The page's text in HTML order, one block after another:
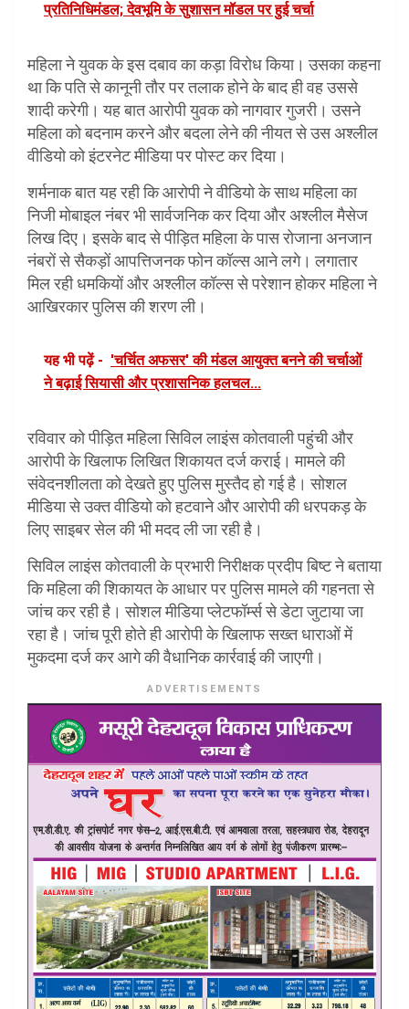
प्रतिनिधिमंडल; देवभूमि के सुशासन मॉडल पर हुई चर्चा
महिला ने युवक के इस दबाव का कड़ा विरोध किया। उसका कहना
था कि पति से कानूनी तौर पर तलाक होने के बाद ही वह उससे
शादी करेगी। यह बात आरोपी युवक को नागवार गुजरी। उसने
महिला को बदनाम करने और बदला लेने की नीयत से उस अश्लील
वीडियो को इंटरनेट मीडिया पर पोस्ट कर दिया।
शर्मनाक बात यह रही कि आरोपी ने वीडियो के साथ महिला का
निजी मोबाइल नंबर भी सार्वजनिक कर दिया और अश्लील मैसेज
लिख दिए। इसके बाद से पीड़ित महिला के पास रोजाना अनजान
नंबरों से सैकड़ों आपत्तिजनक फोन कॉल्स आने लगे। लगातार
मिल रही धमकियों और अश्लील कॉल्स से परेशान होकर महिला ने
आखिरकार पुलिस की शरण ली।
यह भी पढ़ें - 'चर्चित अफसर' की मंडल आयुक्त बनने की चर्चाओं
ने बढ़ाई सियासी और प्रशासनिक हलचल...
रविवार को पीड़ित महिला सिविल लाइंस कोतवाली पहुंची और
आरोपी के खिलाफ लिखित शिकायत दर्ज कराई। मामले की
संवेदनशीलता को देखते हुए पुलिस मुस्तैद हो गई है। सोशल
मीडिया से उक्त वीडियो को हटवाने और आरोपी की धरपकड़ के
लिए साइबर सेल की भी मदद ली जा रही है।
सिविल लाइंस कोतवाली के प्रभारी निरीक्षक प्रदीप बिष्ट ने बताया
कि महिला की शिकायत के आधार पर पुलिस मामले की गहनता से
जांच कर रही है। सोशल मीडिया प्लेटफॉर्म्स से डेटा जुटाया जा
रहा है। जांच पूरी होते ही आरोपी के खिलाफ सख्त धाराओं में
मुकदमा दर्ज कर आगे की वैधानिक कार्रवाई की जाएगी।
ADVERTISEMENTS